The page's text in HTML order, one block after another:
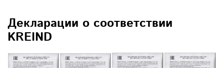
Декларации о соответствии
KREIND